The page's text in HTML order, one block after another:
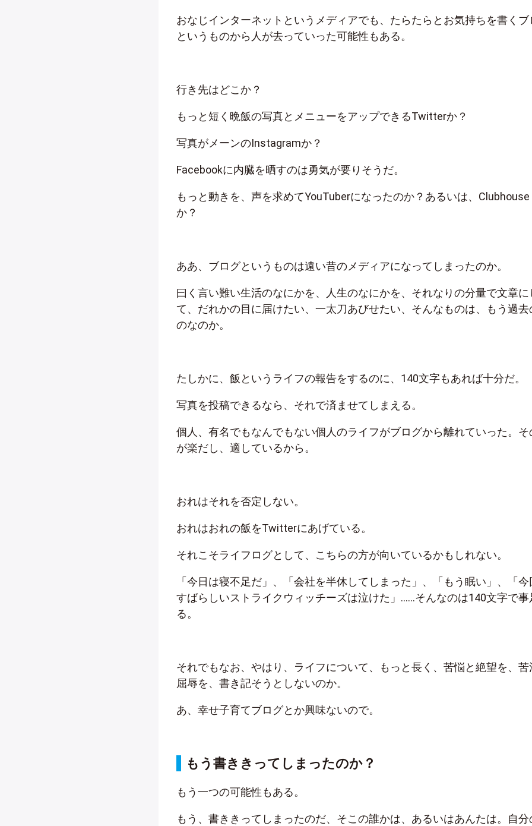
おなじインターネットというメディアでも、たらたらとお気持ちを書くブ
というものから人が去っていった可能性もある。
行き先はどこか？
もっと短く晩飯の写真とメニューをアップできるTwitterか？
写真がメーンのInstagramか？
Facebookに内臓を晒すのは勇気が要りそうだ。
もっと動きを、声を求めてYouTuberになったのか？あるいは、Clubhouse
か？
ああ、ブログというものは遠い昔のメディアになってしまったのか。
曰く言い難い生活のなにかを、人生のなにかを、それなりの分量で文章に
て、だれかの目に届けたい、一太刀あびせたい、そんなものは、もう過去
のなのか。
たしかに、飯というライフの報告をするのに、140文字もあれば十分だ。
写真を投稿できるなら、それで済ませてしまえる。
個人、有名でもなんでもない個人のライフがブログから離れていった。そ
が楽だし、適しているから。
おれはそれを否定しない。
おれはおれの飯をTwitterにあげている。
それこそライフログとして、こちらの方が向いているかもしれない。
「今日は寝不足だ」、「会社を半休してしまった」、「もう眠い」、「今
すばらしいストライクウィッチーズは泣けた」……そんなのは140文字で事
る。
それでもなお、やはり、ライフについて、もっと長く、苦悩と絶望を、苦
屈辱を、書き記そうとしないのか。
あ、幸せ子育てブログとか興味ないので。
もう書ききってしまったのか？
もう一つの可能性もある。
もう、書ききってしまったのだ、そこの誰かは、あるいはあんたは。自分